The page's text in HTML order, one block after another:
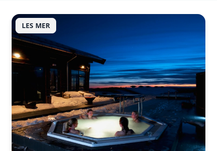
LES MER
Vi innhenter uforpliktende tilbud, gir
råd og forhandler priser og
betingelser, bestiller på ønsket sted,
gjennomgår kontrakt og følger opp
viktige frister. Tjenesten er kostnadsfri
for deg som kunde, og det er ingen
påslag i prisene.
LUKK VINDU SEND FORESPØRSEL